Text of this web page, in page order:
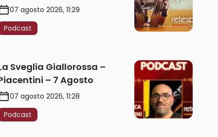
07 agosto 2026, 11:29
Podcast
Sveglia Giallorossa –
– 7 Agosto
07 agosto 2026, 11:28
Podcast